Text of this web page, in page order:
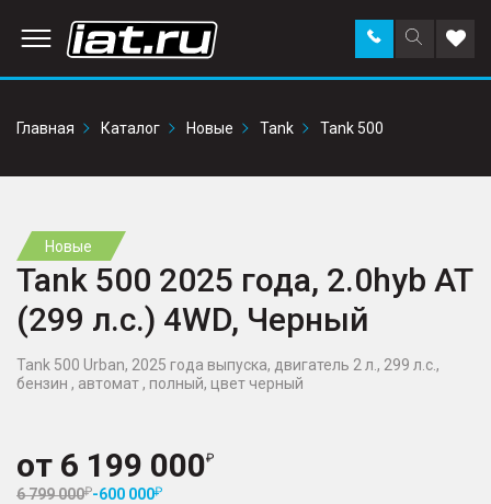
Поиск
по
Заказать
звонок в
Главная
Каталог Новые Tank Tank 500
Новые
Tank 500 2025 года, 2.0hyb AT
(299 л.с.) 4WD, Черный
Tank 500 Urban, 2025 года выпуска, двигатель 2 л., 299 л.с.,
бензин , автомат , полный, цвет черный
от 6 199 000
6 799 000 -600 000